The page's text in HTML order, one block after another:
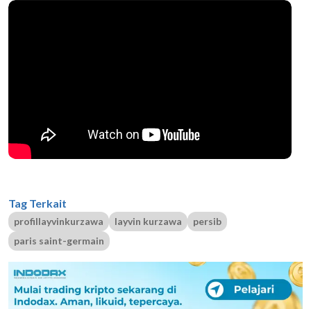
Tag Terkait
profillayvinkurzawa layvin kurzawa
persib
paris saint-germain